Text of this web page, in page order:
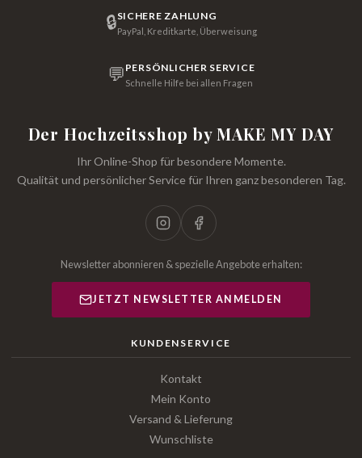
🔒SICHERE ZAHLUNG
PayPal, Kreditkarte, Überweisung
💬 PERSÖNLICHER SERVICE
Schnelle Hilfe bei allen Fragen
Der Hochzeitsshop by MAKE MY DAY
Ihr Online-Shop für besondere Momente.
Qualität und persönlicher Service für Ihren ganz besonderen Tag.
Newsletter abonnieren & spezielle Angebote erhalten:
JETZT NEWSLETTER ANMELDEN
KUNDENSERVICE
Kontakt
Mein Konto
Versand & Lieferung
Wunschliste